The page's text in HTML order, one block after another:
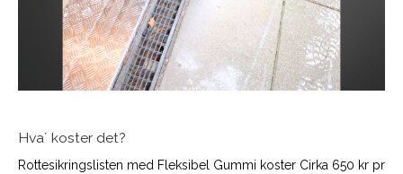
Hva´ koster det?
Rottesikringslisten med Fleksibel Gummi koster Cirka 650 kr pr